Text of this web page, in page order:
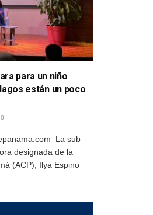
para un niño
están un poco
0
La sub
designada de la
(ACP), Ilya Espino